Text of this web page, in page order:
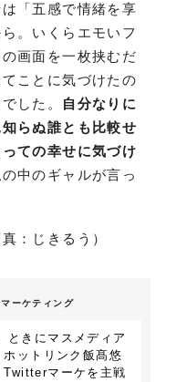
「五感で情緒を享
。いくらエモいフ
画面を一枚挟むだ
ことに気づけたの
した。
自分なりに
らぬ誰とも比較せ
ての幸せに気づけ
中のギャルが言っ
：じきるう）
ーケティング
ときにマスメディア
ホットリンク飯髙悠
Twitterマーケを主戦